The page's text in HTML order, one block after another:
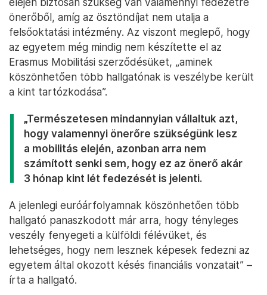
önerőből, amíg az ösztöndíjat nem utalja a
felsőoktatási intézmény. Az viszont meglepő, hogy
az egyetem még mindig nem készítette el az
Erasmus Mobilitási szerződésüket, „aminek
köszönhetően több hallgatónak is veszélybe került
a kint tartózkodása”.
„Természetesen mindannyian vállaltuk azt,
hogy valamennyi önerőre szükségünk lesz
a mobilitás elején, azonban arra nem
számított senki sem, hogy ez az önerő akár
3 hónap kint lét fedezését is jelenti.
A jelenlegi euróárfolyamnak köszönhetően több
hallgató panaszkodott már arra, hogy tényleges
veszély fenyegeti a külföldi félévüket, és
lehetséges, hogy nem lesznek képesek fedezni az
egyetem által okozott késés financiális vonzatait” –
írta a hallgató.